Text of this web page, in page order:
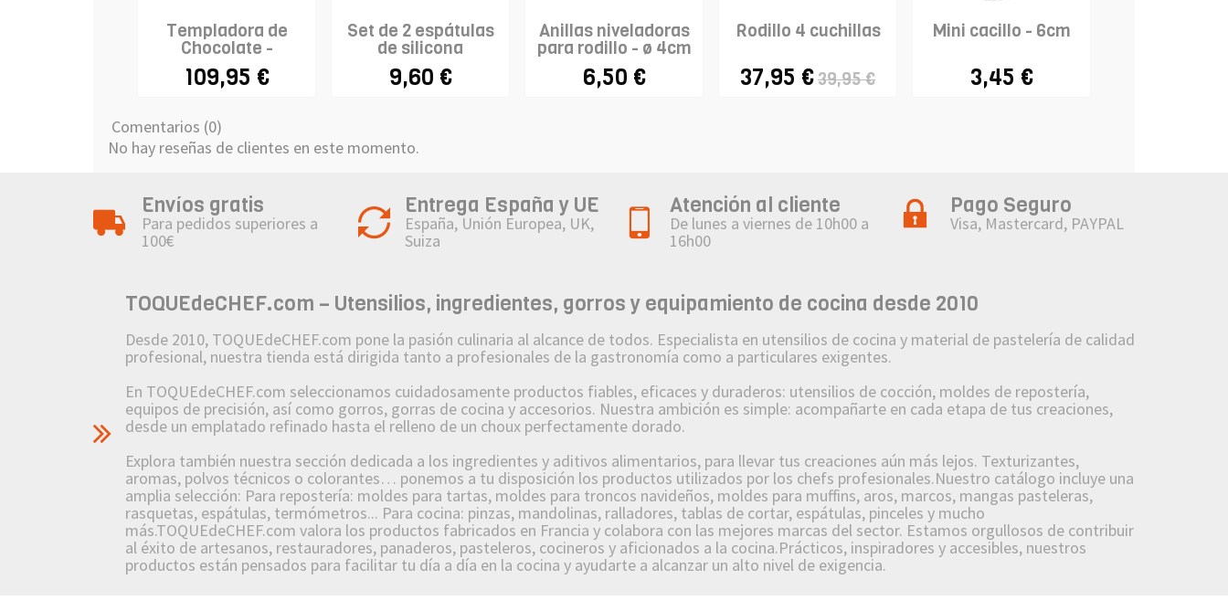
Templadora de
Chocolate -
STADTER
109,95 €
Set de 2 espátulas
de silicona
9,60 €
Anillas niveladoras
para rodillo - ø 4cm
6,50 €
Rodillo 4 cuchillas
37,95 €39,95 €
Mini cacillo - 6cm
3,45 €
Comentarios (0)
No hay reseñas de clientes en este momento.
Envíos gratis
Para pedidos superiores a
100€
Entrega España y UE
España, Unión Europea, UK,
Suiza
Atención al cliente
De lunes a viernes de 10h00 a
16h00
Pago Seguro
Visa, Mastercard, PAYPAL
TOQUEdeCHEF.com – Utensilios, ingredientes, gorros y equipamiento de cocina desde 2010
Desde 2010, TOQUEdeCHEF.com pone la pasión culinaria al alcance de todos. Especialista en utensilios de cocina y material de pastelería de calidad
profesional, nuestra tienda está dirigida tanto a profesionales de la gastronomía como a particulares exigentes.
En TOQUEdeCHEF.com seleccionamos cuidadosamente productos fiables, eficaces y duraderos: utensilios de cocción, moldes de repostería,
equipos de precisión, así como gorros, gorras de cocina y accesorios. Nuestra ambición es simple: acompañarte en cada etapa de tus creaciones,
desde un emplatado refinado hasta el relleno de un choux perfectamente dorado.
Explora también nuestra sección dedicada a los ingredientes y aditivos alimentarios, para llevar tus creaciones aún más lejos. Texturizantes,
aromas, polvos técnicos o colorantes… ponemos a tu disposición los productos utilizados por los chefs profesionales.Nuestro catálogo incluye una
amplia selección: Para repostería: moldes para tartas, moldes para troncos navideños, moldes para muffins, aros, marcos, mangas pasteleras,
rasquetas, espátulas, termómetros... Para cocina: pinzas, mandolinas, ralladores, tablas de cortar, espátulas, pinceles y mucho
más.TOQUEdeCHEF.com valora los productos fabricados en Francia y colabora con las mejores marcas del sector. Estamos orgullosos de contribuir
al éxito de artesanos, restauradores, panaderos, pasteleros, cocineros y aficionados a la cocina.Prácticos, inspiradores y accesibles, nuestros
productos están pensados para facilitar tu día a día en la cocina y ayudarte a alcanzar un alto nivel de exigencia.